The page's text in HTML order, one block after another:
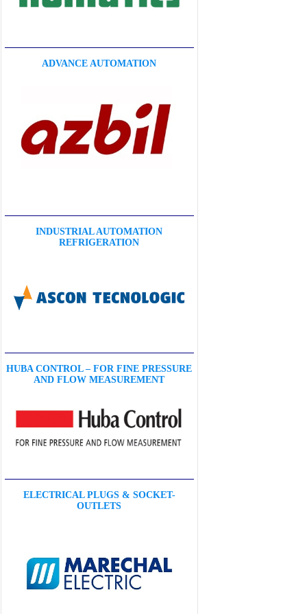
ADVANCE AUTOMATION
INDUSTRIAL AUTOMATION
REFRIGERATION
HUBA CONTROL – FOR FINE PRESSURE
AND FLOW MEASUREMENT
ELECTRICAL PLUGS & SOCKET-
OUTLETS